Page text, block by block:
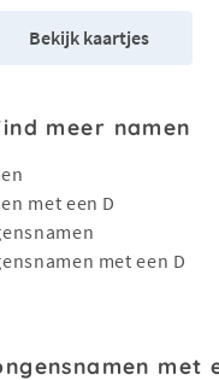
Bekijk kaartjes
meer namen
met een D
met een D
met